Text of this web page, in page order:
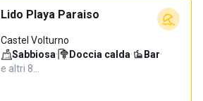
Lido Playa Paraiso
Castel Volturno
Sabbiosa· Doccia calda· Bar·
e altri 8…